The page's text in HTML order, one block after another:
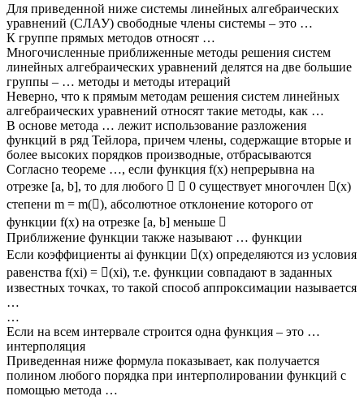
Для приведенной ниже системы линейных алгебраических
уравнений (СЛАУ) свободные члены системы – это …
К группе прямых методов относят …
Многочисленные приближенные методы решения систем
линейных алгебраических уравнений делятся на две большие
группы – … методы и методы итераций
Неверно, что к прямым методам решения систем линейных
алгебраических уравнений относят такие методы, как …
В основе метода … лежит использование разложения
функций в ряд Тейлора, причем члены, содержащие вторые и
более высоких порядков производные, отбрасываются
Согласно теореме …, если функция f(x) непрерывна на
отрезке [a, b], то для любого   0 существует многочлен (x)
степени m = m(), абсолютное отклонение которого от
функции f(x) на отрезке [a, b] меньше 
Приближение функции также называют … функции
Если коэффициенты ai функции (x) определяются из условия
равенства f(xi) = (xi), т.е. функции совпадают в заданных
известных точках, то такой способ аппроксимации называется
…
…
Если на всем интервале строится одна функция – это …
интерполяция
Приведенная ниже формула показывает, как получается
полином любого порядка при интерполировании функций с
помощью метода …